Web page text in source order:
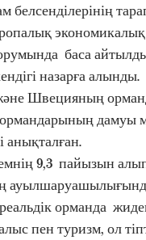
белсенділерінің
баса
назарға
Швецияның
ормандарының
анықталған.
9,3  пайызын
орманда
пен туризм, ол